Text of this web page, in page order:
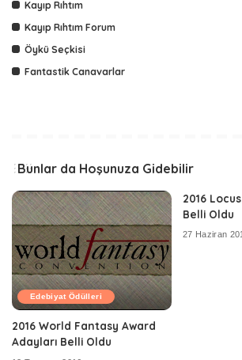
Kayıp Rıhtım
Kayıp Rıhtım Forum
Öykü Seçkisi
Fantastik Canavarlar
Bunlar da Hoşunuza Gidebilir
Edebiyat Ödülleri
2016 World Fantasy Award
Adayları Belli Oldu
2016
Belli Oldu
27 Haziran